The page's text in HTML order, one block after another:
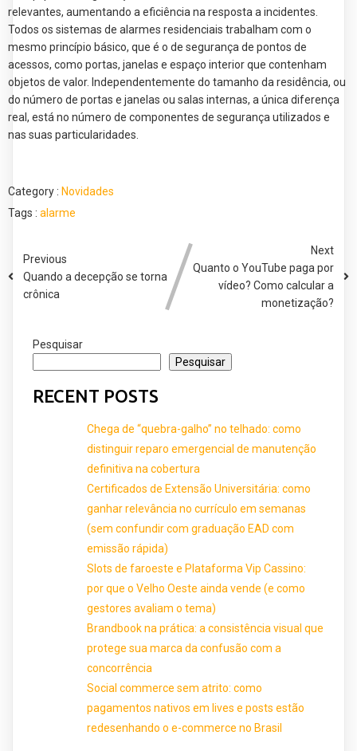
relevantes, aumentando a eficiência na resposta a incidentes.
Todos os sistemas de alarmes residenciais trabalham com o
mesmo princípio básico, que é o de segurança de pontos de
acessos, como portas, janelas e espaço interior que contenham
objetos de valor. Independentemente do tamanho da residência, ou
do número de portas e janelas ou salas internas, a única diferença
real, está no número de componentes de segurança utilizados e
nas suas particularidades.
Category : Novidades
Tags : alarme
Previous
Quando a decepção se torna
crônica
Next
Quanto o YouTube paga por
vídeo? Como calcular a
monetização?
Pesquisar
Pesquisar
RECENT POSTS
Chega de “quebra-galho” no telhado: como
distinguir reparo emergencial de manutenção
definitiva na cobertura
Certificados de Extensão Universitária: como
ganhar relevância no currículo em semanas
(sem confundir com graduação EAD com
emissão rápida)
Slots de faroeste e Plataforma Vip Cassino:
por que o Velho Oeste ainda vende (e como
gestores avaliam o tema)
Brandbook na prática: a consistência visual que
protege sua marca da confusão com a
concorrência
Social commerce sem atrito: como
pagamentos nativos em lives e posts estão
redesenhando o e-commerce no Brasil